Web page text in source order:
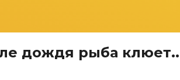
дождя рыба